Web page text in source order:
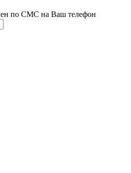
по СМС на Ваш телефон